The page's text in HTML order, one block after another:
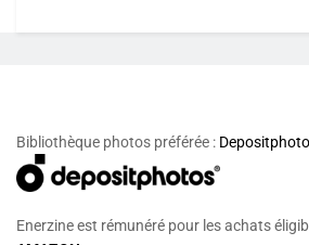
Bibliothèque photos préférée :
Enerzine est rémunéré pour les achats